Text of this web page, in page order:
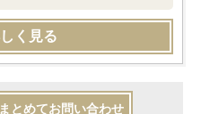
く見る
まとめてお問い合わせ